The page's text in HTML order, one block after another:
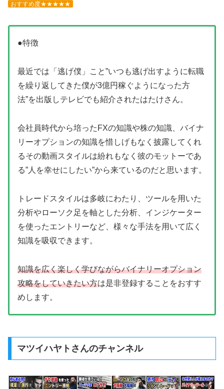
おすすめ度★★★★★
●特徴
最近では「逃げ僕」こと”いつも逃げ出すように転職
を繰り返してきた僕が3億円稼ぐようになった方
法”を出版しテレビでも紹介されたはたけさん。
会社員時代から培ったFXの知識や株の知識、バイナ
リーオプションの知識を惜しげもなく披露してくれ
るその動画スタイルは紛れもなく彼のモットーであ
る”人を幸せにしたい”から来ているのだと思います。
トレードスタイルは多岐にわたり、ツールを用いた
分析やローソク足を軸とした分析、インジケーター
を使ったエントリーなど、様々な手法を用いて広く
知識を吸収できます。
知識を広く楽しく学びながらバイナリーオプション
攻略をしていきたい方は是非登録することをおすす
めします。
マツイハヤトさんのチャンネル